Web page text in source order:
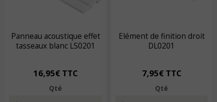
Panneau acoustique effet
tasseaux blanc LS0201
16,95€ TTC
Qté
Elément de finition droit
DL0201
7,95€ TTC
Qté